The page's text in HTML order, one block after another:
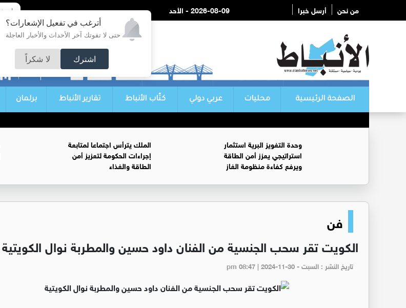
أترغب في تفعيل الإشعارات؟
حتى لا تفوتك آخر الأحداث والأخبار العاجلة
اشترك لا شكراً
من نحن أرسل خبرا 2026-08-09 - الأحد
الصفحة الرئيسية محليات عربي دولي كتّاب الأنباط تقارير الأنباط برلمان
وحدة التغويز البرية استثمار
استراتيجي يعزز أمن الطاقة
ويرفع كفاءة منظومة الغاز
الملك يترأس اجتماعا لمتابعة
إجراءات الحكومة لتعزيز أمن
الطاقة والغذاء
فن
الكويت تقر سحب الجنسية من الفنان داود حسين والمطربة نوال الكويتية
تاريخ النشر : السبت - pm 08:47 | 2024-11-30